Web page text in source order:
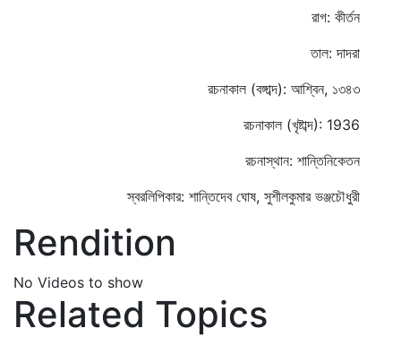
রাগ: কীর্তন
তাল: দাদরা
রচনাকাল (বঙ্গাব্দ): আশ্বিন, ১৩৪৩
রচনাকাল (খৃষ্টাব্দ): 1936
রচনাস্থান: শান্তিনিকেতন
স্বরলিপিকার: শান্তিদেব ঘোষ, সুশীলকুমার ভঞ্জচৌধুরী
Rendition
No Videos to show
Related Topics